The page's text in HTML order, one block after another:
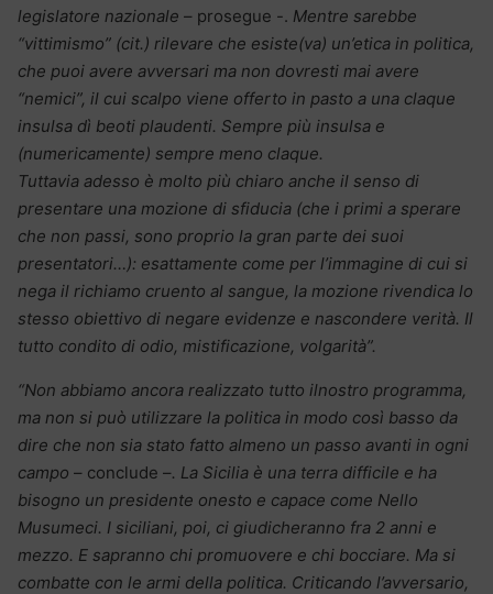
legislatore nazionale – prosegue -. Mentre sarebbe
“vittimismo” (cit.) rilevare che esiste(va) un’etica in politica,
che puoi avere avversari ma non dovresti mai avere
“nemici”, il cui scalpo viene offerto in pasto a una claque
insulsa dì beoti plaudenti. Sempre più insulsa e
(numericamente) sempre meno claque.
Tuttavia adesso è molto più chiaro anche il senso di
presentare una mozione di sfiducia (che i primi a sperare
che non passi, sono proprio la gran parte dei suoi
presentatori…): esattamente come per l’immagine di cui si
nega il richiamo cruento al sangue, la mozione rivendica lo
stesso obiettivo di negare evidenze e nascondere verità. Il
tutto condito di odio, mistificazione, volgarità”.
“Non abbiamo ancora realizzato tutto ilnostro programma,
ma non si può utilizzare la politica in modo così basso da
dire che non sia stato fatto almeno un passo avanti in ogni
campo – conclude –. La Sicilia è una terra difficile e ha
bisogno un presidente onesto e capace come Nello
Musumeci. I siciliani, poi, ci giudicheranno fra 2 anni e
mezzo. E sapranno chi promuovere e chi bocciare. Ma si
combatte con le armi della politica. Criticando l’avversario,